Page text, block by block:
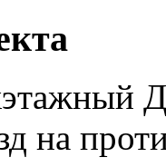
на